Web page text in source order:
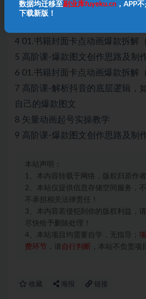
2 【学习必看】第一节课-基础视
4 01.书籍封面卡点动画爆款拆解
5 高阶课-爆款图文创作思路及制
6 01.书籍封面卡点动画爆款拆解
7 高阶课-解析抖音的底层逻辑，
自己的爆款图文
8 矢量动画起号实操教学
9 高阶课-爆款图文创作思路及制
本站声明：
1、本内容转载于网络，版权归原作者
2、本站仅提供信息存储空间服务，
不承担相关法律责任！
3、本内容若侵犯到你的版权利益，
尽快给予删除处理！
4、本站项目均需要自学，无指导；
费环节 ，请 自行判断 ，本站不负责项
收藏 海报 链接
数据均迁移至副业库fuyeku.cn ，APP
下载新版！